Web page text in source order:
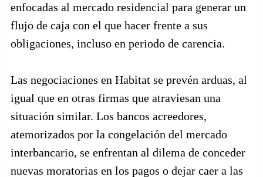
enfocadas al mercado residencial para generar un
flujo de caja con el que hacer frente a sus
obligaciones, incluso en periodo de carencia.
Las negociaciones en Habitat se prevén arduas, al
igual que en otras firmas que atraviesan una
situación similar. Los bancos acreedores,
atemorizados por la congelación del mercado
interbancario, se enfrentan al dilema de conceder
nuevas moratorias en los pagos o dejar caer a las